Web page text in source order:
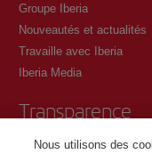
Groupe Iberia
Nouveautés et actualités
Travaille avec Iberia
Iberia Media
Transparence
Conditions générales du
Nous utilisons des